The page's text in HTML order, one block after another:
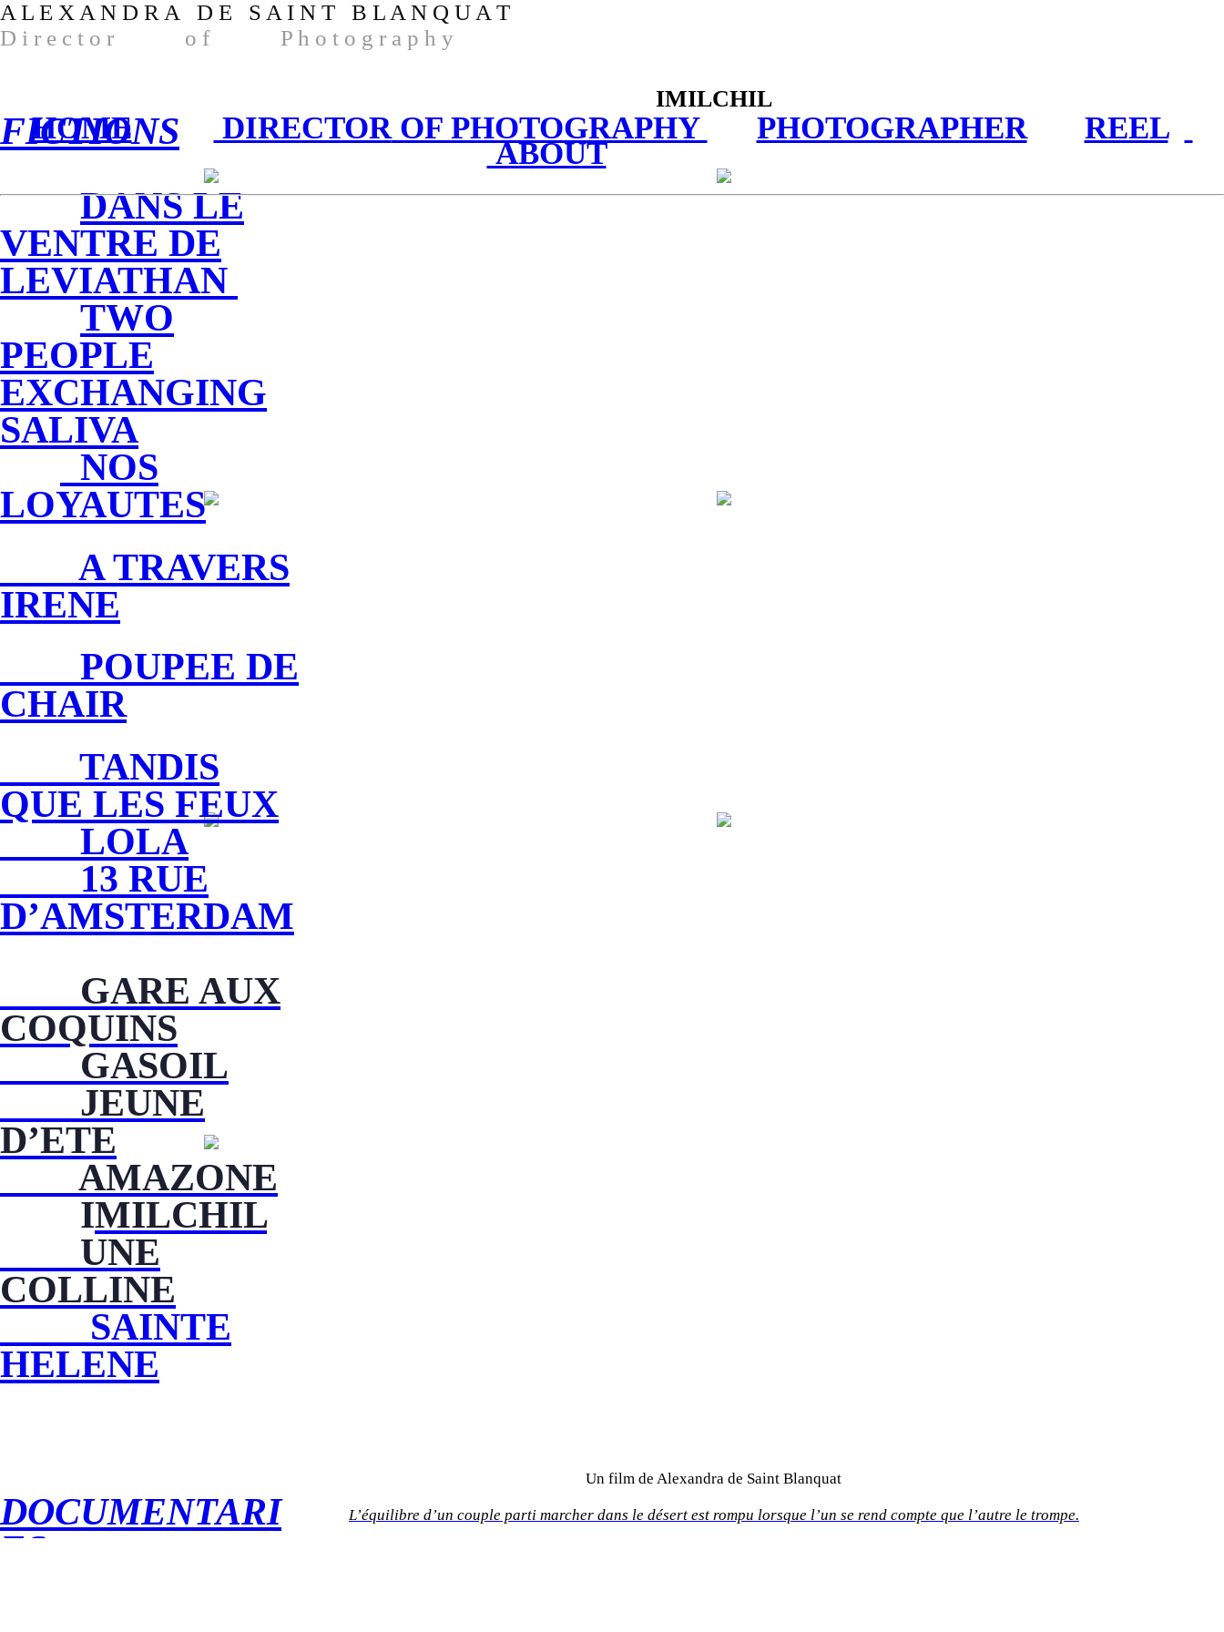
HOME DIRECTOROF PHOTOGRAPHY PHOTOGRAPHER REEL
ABOUT
A L E X A N D R A D E S A I N T B L A N Q U A T
D i r e c t o r o f P h o t o g r a p h y
FICTIONS
DANS LE
VENTRE DE
LEVIATHAN
TWO
PEOPLE
EXCHANGING
SALIVA
NOS
LOYAUTES
A TRAVERS
IRENE
POUPEE DE
CHAIR
TANDIS
QUE LES FEUX
LOLA
13 RUE
D’AMSTERDAM
GARE AUX
COQUINS
GASOIL
JEUNE
D’ETE
AMAZONE
IMILCHIL
UNE
COLLINE
SAINTE
HELENE
DOCUMENTARI
ES
IMILCHIL
Un film de Alexandra de Saint Blanquat
L’équilibre d’un couple parti marcher dans le désert est rompu lorsque l’un se rend compte que l’autre le trompe.